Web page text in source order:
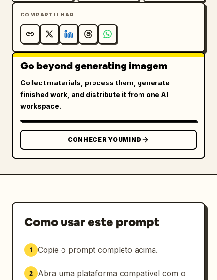
COMPARTILHAR
Go beyond generating imagem
Collect materials, process them, generate
finished work, and distribute it from one AI
workspace.
CONHECER YOUMIND
Como usar este prompt
1 Copie o prompt completo acima.
2
Abra uma plataforma compatível com o